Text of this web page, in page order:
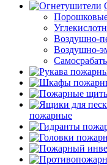
Воздушно-
Воздушно-
пожарные